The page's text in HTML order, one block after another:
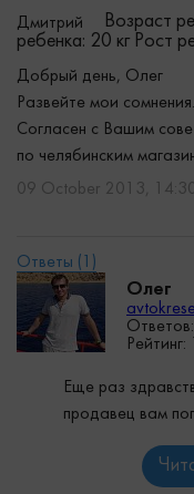
Дмитрий Возраст
ребенка: 20 кг Рост
Добрый день, Олег
Развейте мои
Согласен с Вашим
по челябинским
09 October 2013,
Олег
Рейтинг:
Еще раз
продавец вам